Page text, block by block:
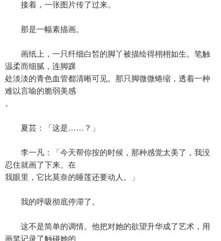
接着，一张图片传了过来。
那是一幅素描画。
画纸上，一只纤细白皙的脚丫被描绘得栩栩如生。笔触
温柔而细腻，连脚踝
处淡淡的青色血管都清晰可见。那只脚微微蜷缩，透着一种
难以言喻的脆弱美感
。
夏芸：「这是……？」
李一凡：「今天帮你按的时候，那种感觉太美了，我没
忍住就画了下来。在
我眼里，它比莫奈的睡莲还要动人。」
我的呼吸彻底停滞了。
这不是简单的调情。他把对她的欲望升华成了艺术，用
画笔记录了触碰她的